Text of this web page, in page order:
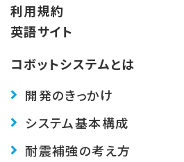
利用規約
英語サイト
コボットシステムとは
開発のきっかけ
システム基本構成
耐震補強の考え方